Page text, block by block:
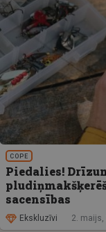
COPE
Piedalies!
sacensības
Ekskluzīvi 2. maijs,